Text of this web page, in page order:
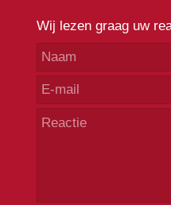
Wij lezen graag uw